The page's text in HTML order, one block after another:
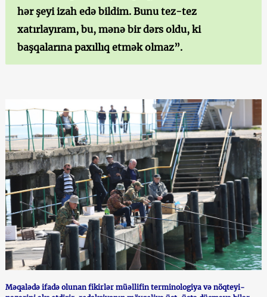
hər şeyi izah edə bildim. Bunu tez-tez
xatırlayıram, bu, mənə bir dərs oldu, ki
başqalarına paxıllıq etmək olmaz”.
Məqalədə ifadə olunan fikirlər müəllifin terminologiya və nöqteyi-